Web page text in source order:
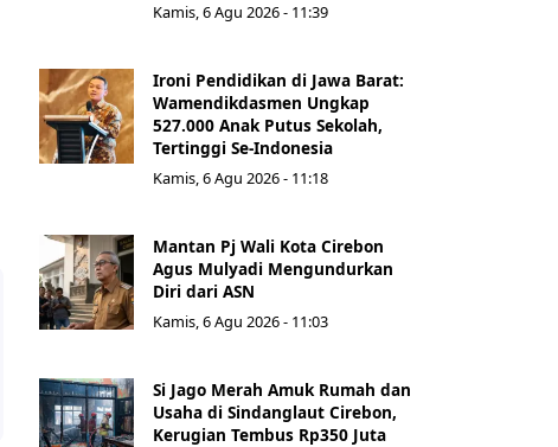
Kamis, 6 Agu 2026 - 11:39
Ironi Pendidikan di Jawa Barat:
Wamendikdasmen Ungkap
527.000 Anak Putus Sekolah,
Tertinggi Se-Indonesia
Kamis, 6 Agu 2026 - 11:18
Mantan Pj Wali Kota Cirebon
Agus Mulyadi Mengundurkan
Diri dari ASN
Kamis, 6 Agu 2026 - 11:03
Si Jago Merah Amuk Rumah dan
Usaha di Sindanglaut Cirebon,
Kerugian Tembus Rp350 Juta